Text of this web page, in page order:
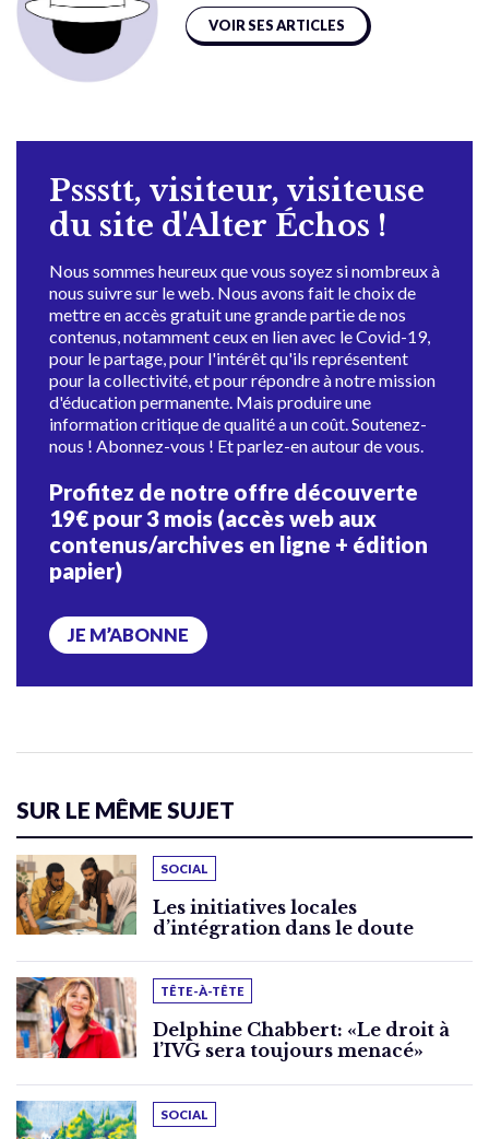
VOIR SES ARTICLES
Pssstt, visiteur, visiteuse
du site d'Alter Échos !
Nous sommes heureux que vous soyez si nombreux à
nous suivre sur le web. Nous avons fait le choix de
mettre en accès gratuit une grande partie de nos
contenus, notamment ceux en lien avec le Covid-19,
pour le partage, pour l'intérêt qu'ils représentent
pour la collectivité, et pour répondre à notre mission
d'éducation permanente. Mais produire une
information critique de qualité a un coût. Soutenez-
nous ! Abonnez-vous ! Et parlez-en autour de vous.
Profitez de notre offre découverte
19€ pour 3 mois (accès web aux
contenus/archives en ligne + édition
papier)
JE M’ABONNE
SUR LE MÊME SUJET
SOCIAL
Les initiatives locales
d’intégration dans le doute
TÊTE-À-TÊTE
Delphine Chabbert: «Le droit à
l’IVG sera toujours menacé»
SOCIAL